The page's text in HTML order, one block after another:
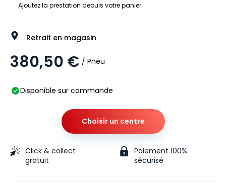
Ajoutez la prestation depuis votre panier
Retrait en magasin
380,50 € / Pneu
Disponible sur commande
Choisir un centre
Click & collect
gratuit
Paiement 100%
sécurisé